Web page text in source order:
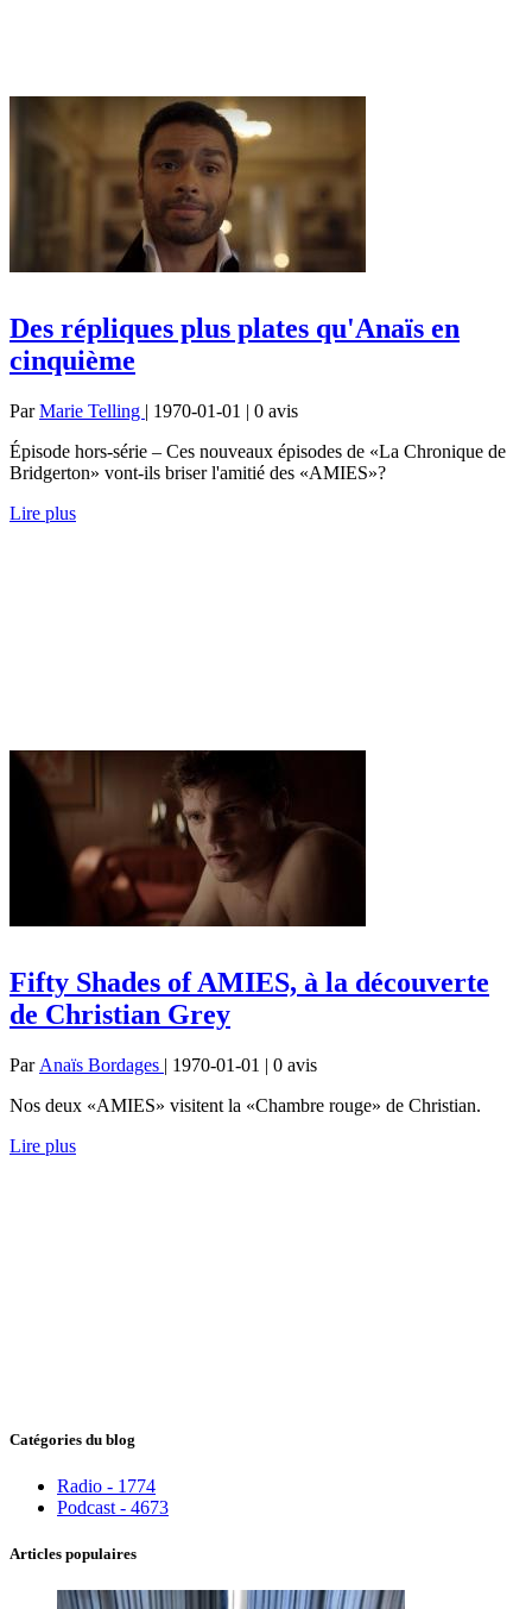
Des répliques plus plates qu'Anaïs en
cinquième
ParMarie Telling | 1970-01-01 | 0 avis
Épisode hors-série – Ces nouveaux épisodes de «La Chronique de
Bridgerton» vont-ils briser l'amitié des «AMIES»?
Lire plus
Fifty Shades of AMIES, à la découverte
de Christian Grey
Par Anaïs Bordages | 1970-01-01 | 0 avis
Nos deux «AMIES» visitent la «Chambre rouge» de Christian.
Lire plus
Catégories du blog
Radio - 1774
Podcast - 4673
Articles populaires